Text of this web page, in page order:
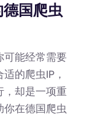
国爬虫
可能经常需要
的爬虫IP，
，却是一项重
在德国爬虫